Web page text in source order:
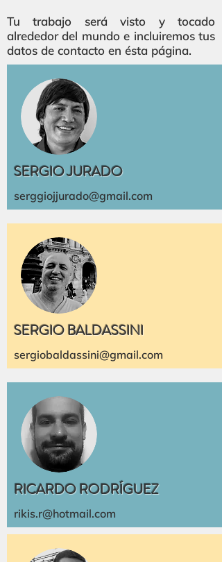
SERGIO JURADO
serggiojjurado@gmail.com
SERGIO BALDASSINI
sergiobaldassini@gmail.com
RICARDO RODRÍGUEZ
rikis.r@hotmail.com
Tu trabajo será visto y tocado
alrededor del mundo e incluiremos tus
datos de contacto en ésta página.